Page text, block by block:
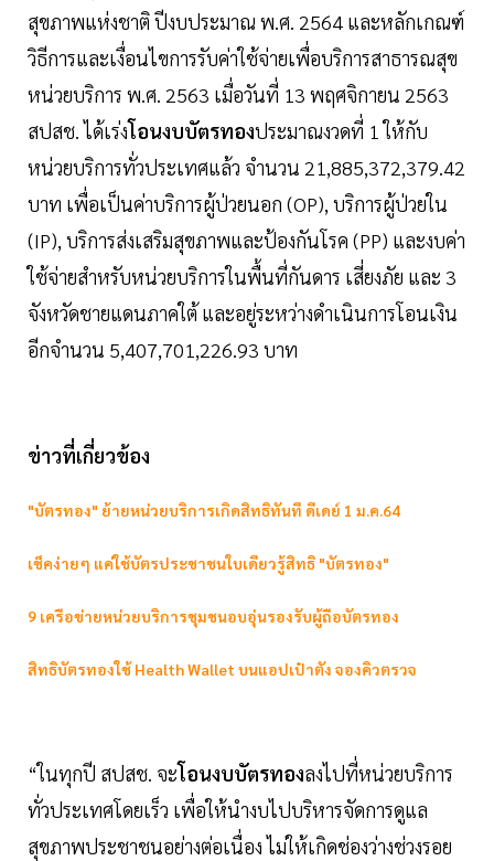
สุขภาพแห่งชาติ ปีงบประมาณ พ.ศ. 2564 และหลักเกณฑ์
วิธีการและเงื่อนไขการรับค่าใช้จ่ายเพื่อบริการสาธารณสุข
หน่วยบริการ พ.ศ. 2563 เมื่อวันที่ 13 พฤศจิกายน 2563
สปสช. ได้เร่งโอนงบบัตรทองประมาณงวดที่ 1 ให้กับ
หน่วยบริการทั่วประเทศแล้ว จำนวน 21,885,372,379.42
บาท เพื่อเป็นค่าบริการผู้ป่วยนอก (OP), บริการผู้ป่วยใน
(IP), บริการส่งเสริมสุขภาพและป้องกันโรค (PP) และงบค่า
ใช้จ่ายสำหรับหน่วยบริการในพื้นที่กันดาร เสี่ยงภัย และ 3
จังหวัดชายแดนภาคใต้ และอยู่ระหว่างดำเนินการโอนเงิน
อีกจำนวน 5,407,701,226.93 บาท
ข่าวที่เกี่ยวข้อง
"บัตรทอง" ย้ายหน่วยบริการเกิดสิทธิทันที ดีเดย์ 1 ม.ค.64
เช็คง่ายๆ แค่ใช้บัตรประชาชนใบเดียวรู้สิทธิ "บัตรทอง"
9 เครือข่ายหน่วยบริการชุมชนอบอุ่นรองรับผู้ถือบัตรทอง
สิทธิบัตรทองใช้ Health Wallet บนแอปเป๋าตัง จองคิวตรวจ
“ในทุกปี สปสช. จะโอนงบบัตรทองลงไปที่หน่วยบริการ
ทั่วประเทศโดยเร็ว เพื่อให้นำงบไปบริหารจัดการดูแล
สุขภาพประชาชนอย่างต่อเนื่อง ไม่ให้เกิดช่องว่างช่วงรอย